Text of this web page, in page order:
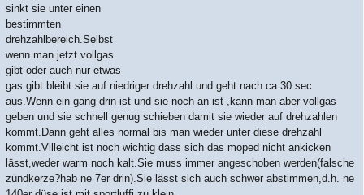
sinkt sie unter einen
bestimmten
drehzahlbereich.Selbst
wenn man jetzt vollgas
gibt oder auch nur etwas
gas gibt bleibt sie auf niedriger drehzahl und geht nach ca 30 sec
aus.Wenn ein gang drin ist und sie noch an ist ,kann man aber vollgas
geben und sie schnell genug schieben damit sie wieder auf drehzahlen
kommt.Dann geht alles normal bis man wieder unter diese drehzahl
kommt.Villeicht ist noch wichtig dass sich das moped nicht ankicken
lässt,weder warm noch kalt.Sie muss immer angeschoben werden(falsche
zündkerze?hab ne 7er drin).Sie lässt sich auch schwer abstimmen,d.h. ne